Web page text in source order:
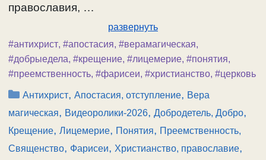
православия, …
развернуть
#антихрист, #апостасия, #верамагическая,
#добрыедела, #крещение, #лицемерие, #понятия,
#преемственность, #фарисеи, #христианство, #церковь
Рубрики
Антихрист,Апостасия, отступление, Вера
магическая, Видеоролики-2026, Добродетель, Добро,
Крещение, Лицемерие, Понятия, Преемственность,
Священство, Фарисеи, Христианство, православие,